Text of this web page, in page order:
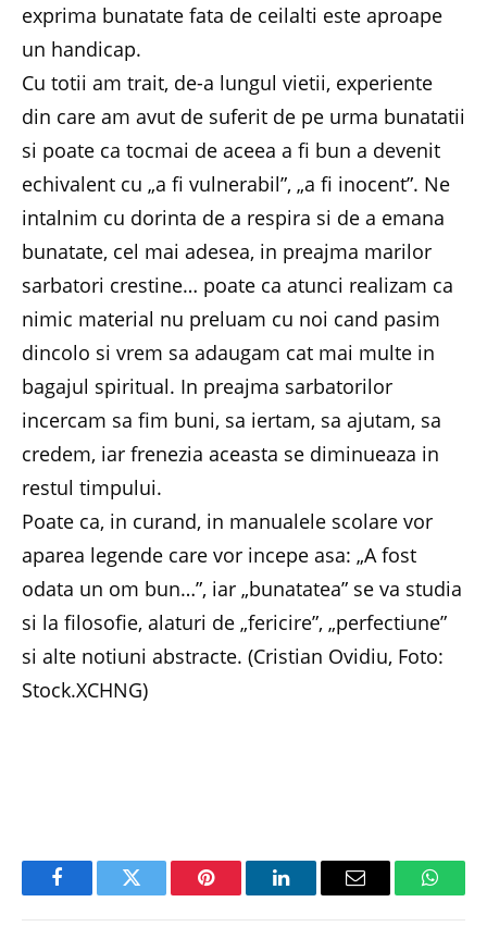
exprima bunatate fata de ceilalti este aproape
un handicap.
Cu totii am trait, de-a lungul vietii, experiente
din care am avut de suferit de pe urma bunatatii
si poate ca tocmai de aceea a fi bun a devenit
echivalent cu „a fi vulnerabil”, „a fi inocent”. Ne
intalnim cu dorinta de a respira si de a emana
bunatate, cel mai adesea, in preajma marilor
sarbatori crestine… poate ca atunci realizam ca
nimic material nu preluam cu noi cand pasim
dincolo si vrem sa adaugam cat mai multe in
bagajul spiritual. In preajma sarbatorilor
incercam sa fim buni, sa iertam, sa ajutam, sa
credem, iar frenezia aceasta se diminueaza in
restul timpului.
Poate ca, in curand, in manualele scolare vor
aparea legende care vor incepe asa: „A fost
odata un om bun…”, iar „bunatatea” se va studia
si la filosofie, alaturi de „fericire”, „perfectiune”
si alte notiuni abstracte. (Cristian Ovidiu, Foto:
Stock.XCHNG)
FacebookTwitter Pinterest LinkedInEmail